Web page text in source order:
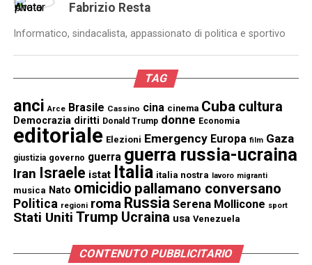
Fabrizio Resta
Informatico, sindacalista, appassionato di politica e sportivo
TAG
anci Arce Brasile Cassino cina cinema Cuba cultura
Democrazia diritti Donald Trump donne Economia
editoriale Elezioni Emergency Europa film Gaza
giustizia governo guerra guerra russia-ucraina
Iran Israele istat Italia italia nostra lavoro migranti
musica Nato omicidio pallamano conversano
Politica regioni roma Russia Serena Mollicone sport
Stati Uniti Trump Ucraina usa Venezuela
CONTENUTO PUBBLICITARIO